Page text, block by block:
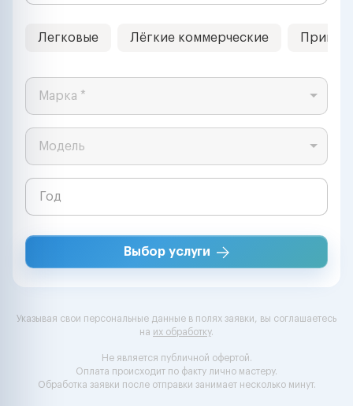
Легковые Лёгкие коммерческие
Марка *
Модель
Выбор услуги
Указывая свои персональные данные в полях заявки, вы соглашаетесь
на их обработку.
Не является публичной офертой.
Оплата происходит по факту лично мастеру.
Обработка заявки после отправки занимает несколько минут.